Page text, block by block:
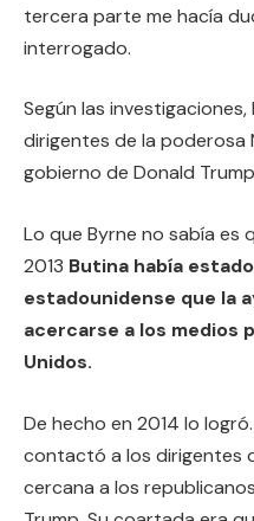
tercera parte me hacía
interrogado.
Según las
dirigentes de la poderosa
gobierno de Donald Trump
Lo que Byrne no sabía es
2013 Butina había
estadounidense que la
acercarse a los medios
Unidos.
De hecho en 2014 lo
contactó a los dirigentes
cercana a los